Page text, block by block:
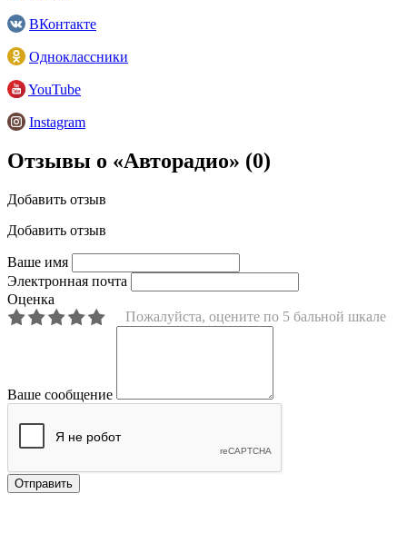
ВКонтакте
Одноклассники
YouTube
Instagram
Отзывы о «Авторадио» (0)
Добавить отзыв
Добавить отзыв
Ваше имя
Электронная почта
Оценка
Пожалуйста, оцените по 5 бальной шкале
Ваше сообщение